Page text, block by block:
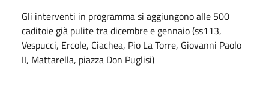
Gli interventi in programma si aggiungono alle 500
caditoie già pulite tra dicembre e gennaio (ss113,
Vespucci, Ercole, Ciachea, Pio La Torre, Giovanni Paolo
II, Mattarella, piazza Don Puglisi)